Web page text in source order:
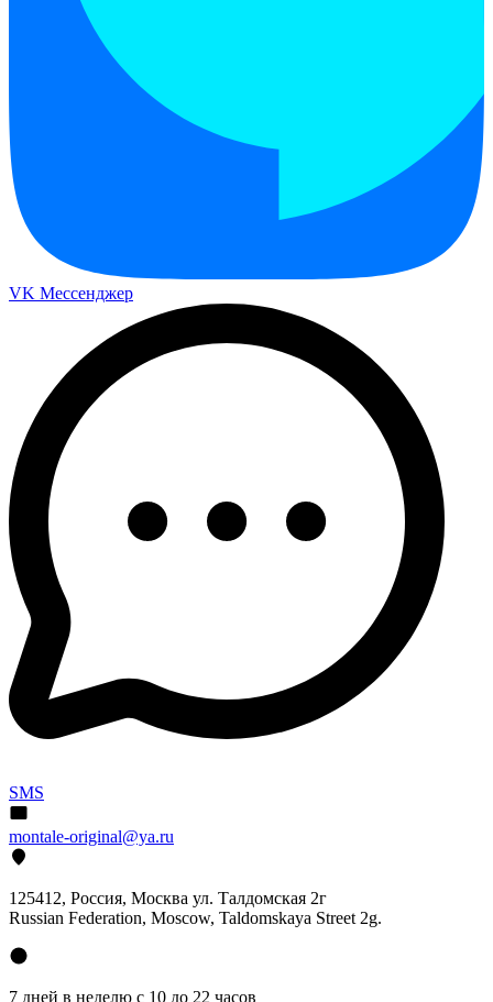
VK Мессенджер
SMS
montale-original@ya.ru
125412, Россия, Москва ул. Талдомская 2г
Russian Federation, Moscow, Taldomskaya Street 2g.
7 дней в неделю с 10 до 22 часов